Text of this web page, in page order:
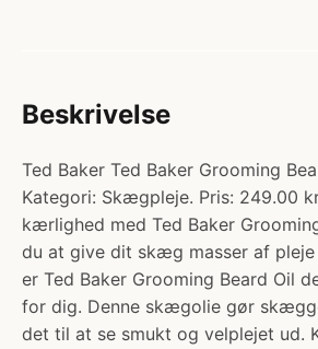
Beskrivelse
Ted Baker Ted Baker Grooming
Kategori: Skægpleje. Pris: 249.00
kærlighed med Ted Baker
du at give dit skæg masser af
er Ted Baker Grooming Beard Oil
for dig. Denne skægolie gør
det til at se smukt og velplejet ud.